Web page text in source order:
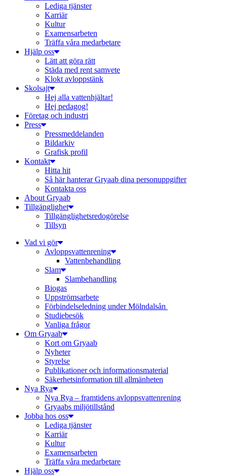
Lediga tjänster
Karriär
Kultur
Examensarbeten
Träffa våra medarbetare
Hjälp oss
Lätt att göra rätt
Städa med rent samvete
Klokt avloppstänk
Skolsajt
Hej alla vattenhjältar!
Hej pedagog!
Företag och industri
Press
Pressmeddelanden
Bildarkiv
Grafisk profil
Kontakt
Hitta hit
Så här hanterar Gryaab dina personuppgifter
Kontakta oss
About Gryaab
Tillgänglighet
Tillgänglighetsredogörelse
Tillsyn
Vad vi gör
Avloppsvattenrening
Vatten­behandling
Slam
Slambehandling
Biogas
Uppströmsarbete
Förbindelseledning under Mölndalsån
Studiebesök
Vanliga frågor
Om Gryaab
Kort om Gryaab
Nyheter
Styrelse
Publikationer och informationsmaterial
Säkerhetsinformation till allmänheten
Nya Rya
Nya Rya – framtidens avloppsvattenrening
Gryaabs miljötillstånd
Jobba hos oss
Lediga tjänster
Karriär
Kultur
Examensarbeten
Träffa våra medarbetare
Hjälp oss